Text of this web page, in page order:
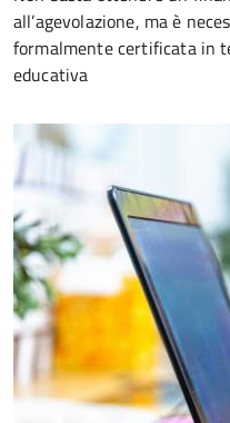
all’agevolazione, ma è
formalmente certificata in
educativa